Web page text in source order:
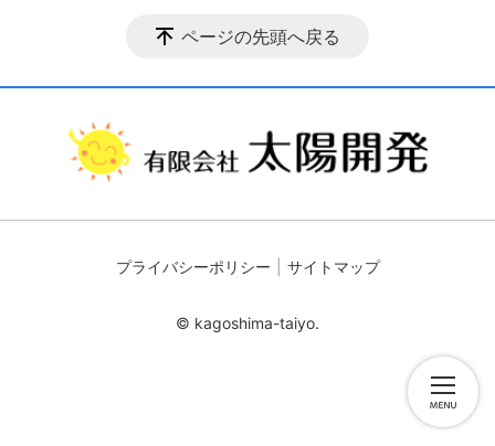
ページの先頭へ戻る
プライバシーポリシー サイトマップ
© kagoshima-taiyo.